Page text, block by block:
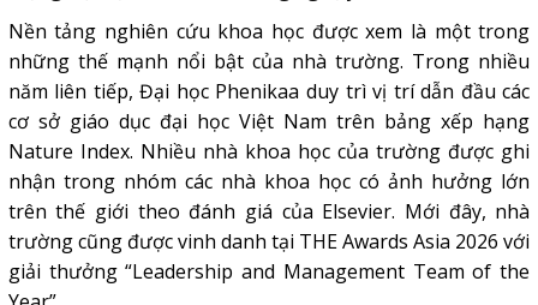
Nền tảng nghiên cứu khoa học được xem là một trong
những thế mạnh nổi bật của nhà trường. Trong nhiều
năm liên tiếp, Đại học Phenikaa duy trì vị trí dẫn đầu các
cơ sở giáo dục đại học Việt Nam trên bảng xếp hạng
Nature Index. Nhiều nhà khoa học của trường được ghi
nhận trong nhóm các nhà khoa học có ảnh hưởng lớn
trên thế giới theo đánh giá của Elsevier. Mới đây, nhà
trường cũng được vinh danh tại THE Awards Asia 2026 với
giải thưởng “Leadership and Management Team of the